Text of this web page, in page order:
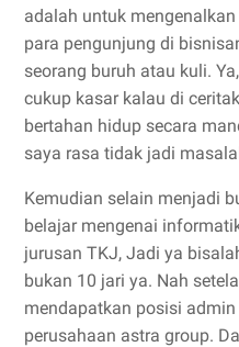
adalah untuk
para pengunjung di
seorang buruh atau kuli.
cukup kasar kalau di
bertahan hidup secara
saya rasa tidak jadi
Kemudian selain menjadi
belajar mengenai
jurusan TKJ, Jadi ya
bukan 10 jari ya. Nah
mendapatkan posisi
perusahaan astra group.